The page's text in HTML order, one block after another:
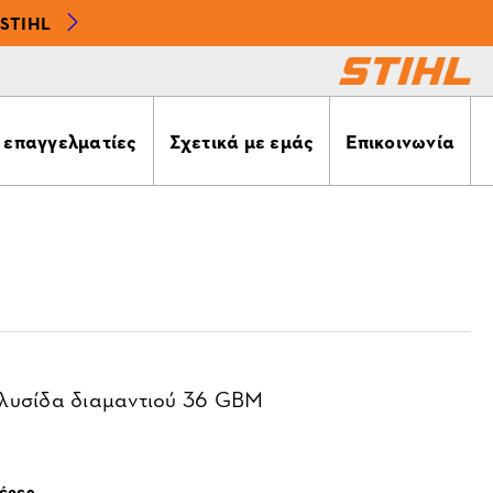
επαγγελματίες Σχετικά με εμάς Επικοινωνία
διαμαντιού 36 GBM